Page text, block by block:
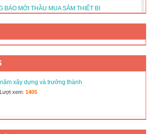
BÁO MỜI THẦU MUA SẮM THIẾT BỊ
BIỂU NĂM HỌC 2025-2026
BÁO DANH SÁCH LỚP 10 NĂM HỌC 2025-2026 –
TẬP TRUNG HỌC SINH KHỐI 10.
xây dựng và trưởng thành
Lượt xem: 1405